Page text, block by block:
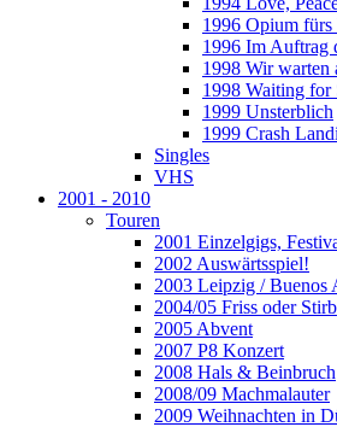
1996 Opium
1996 Im Auftrag
1998 Wir warten
1998 Waiting for
1999 Unsterblich
1999 Crash
Singles
VHS
2001 - 2010
Touren
2001 Einzelgigs,
2002 Auswärtsspiel!
2003 Leipzig / Buenos
2004/05 Friss oder Stirb
2005 Abvent
2007 P8 Konzert
2008 Hals & Beinbruch
2008/09 Machmalauter
2009 Weihnachten in